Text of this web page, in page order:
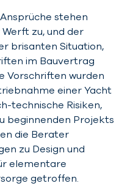
stehen
zu, und der
brisanten Situation,
im Bauvertrag
Vorschriften wurden
einer Yacht
technische Risiken,
beginnenden Projekts
die Berater
zu Design und
elementare
getroffen.